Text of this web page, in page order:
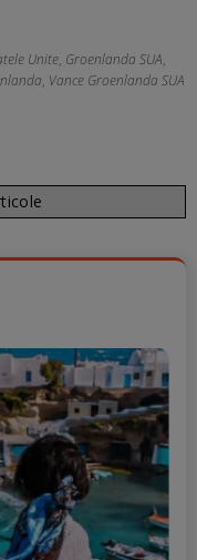
Unite, Groenlanda SUA,
, Vance Groenlanda SUA